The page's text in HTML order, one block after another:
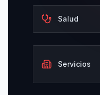
Salud
Servicios